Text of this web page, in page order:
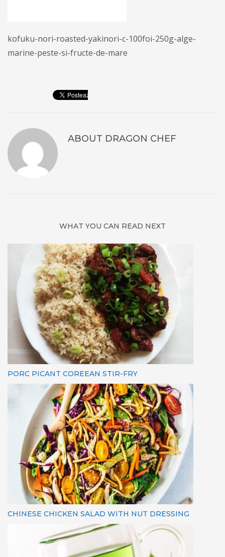
kofuku-nori-roasted-yakinori-c-100foi-250g-alge-
marine-peste-si-fructe-de-mare
ABOUT DRAGON CHEF
WHAT YOU CAN READ NEXT
PORC PICANT COREEAN STIR-FRY
CHINESE CHICKEN SALAD WITH NUT DRESSING